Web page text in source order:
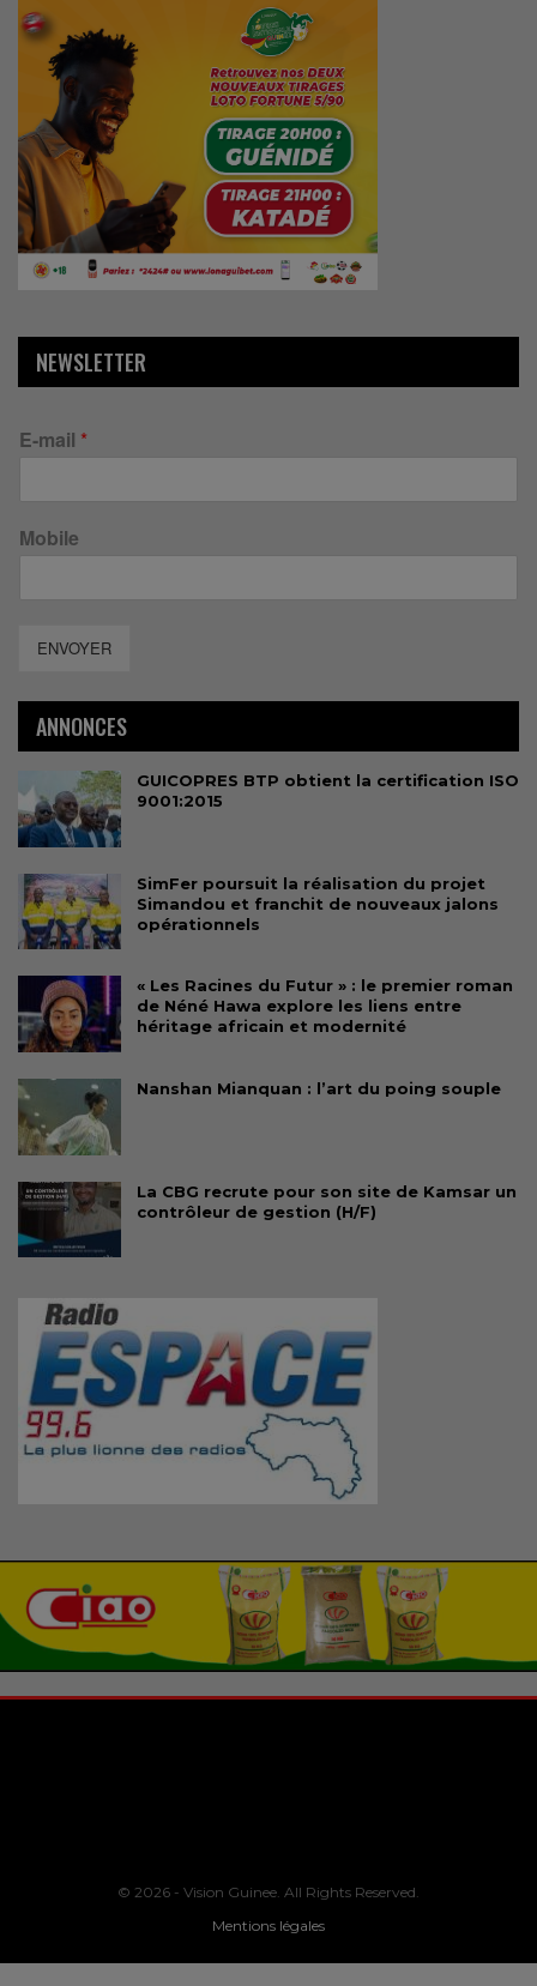
NEWSLETTER
E-mail *
Mobile
ENVOYER
ANNONCES
GUICOPRES BTP obtient la certification ISO
9001:2015
SimFer poursuit la réalisation du projet
Simandou et franchit de nouveaux jalons
opérationnels
« Les Racines du Futur » : le premier roman
de Néné Hawa explore les liens entre
héritage africain et modernité
Nanshan Mianquan : l’art du poing souple
La CBG recrute pour son site de Kamsar un
contrôleur de gestion (H/F)
© 2026 - Vision Guinee. All Rights Reserved.
Mentions légales